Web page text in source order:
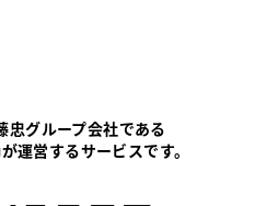
忠グループ会社である
営するサービスです。